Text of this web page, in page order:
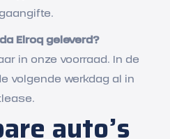
Elroq geleverd?
in onze voorraad. In de
volgende werkdag al in
auto’s